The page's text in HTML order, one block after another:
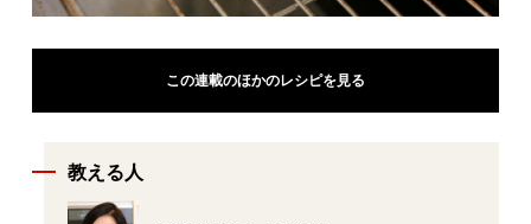
この連載のほかのレシピを見る
教える人